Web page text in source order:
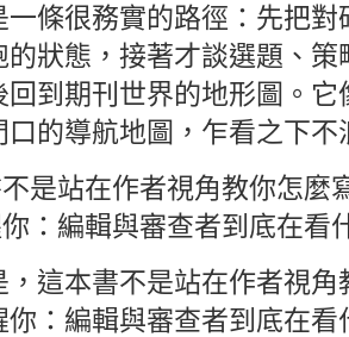
一條很務實的路徑：先把
的狀態，接著才談選題、
回到期刊世界的地形圖。
口的導航地圖，乍看之下
是站在作者視角教你怎麼
：編輯與審查者到底在看
，這本書不是站在作者視
你：編輯與審查者到底在